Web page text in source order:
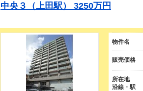
中央３（上田駅） 3250万円
物件名
販売価格
所在地
沿線・駅